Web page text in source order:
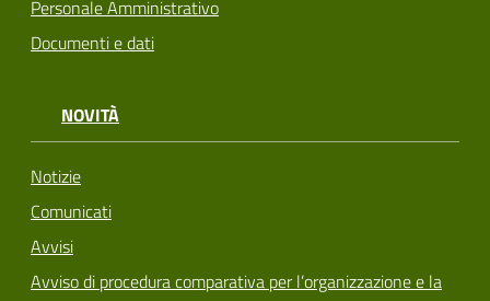
Personale Amministrativo
Documenti e dati
NOVITÀ
Notizie
Comunicati
Avvisi
Avviso di procedura comparativa per l’organizzazione e la